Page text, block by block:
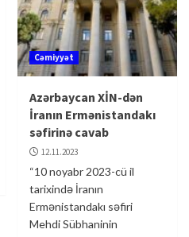
Cəmiyyət
Azərbaycan XİN-dən
İranın Ermənistandakı
səfirinə cavab
12.11.2023
“10 noyabr 2023-cü il
tarixində İranın
Ermənistandakı səfiri
Mehdi Sübhaninin